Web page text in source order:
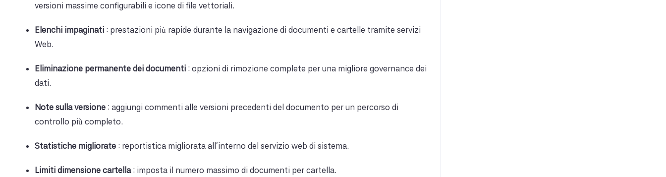
versioni massime configurabili e icone di file vettoriali.
Elenchi impaginati : prestazioni più rapide durante la navigazione di documenti e cartelle tramite servizi
Web.
Eliminazione permanente dei documenti : opzioni di rimozione complete per una migliore governance dei
dati.
Note sulla versione : aggiungi commenti alle versioni precedenti del documento per un percorso di
controllo più completo.
Statistiche migliorate : reportistica migliorata all'interno del servizio web di sistema.
Limiti dimensione cartella: imposta il numero massimo di documenti per cartella.